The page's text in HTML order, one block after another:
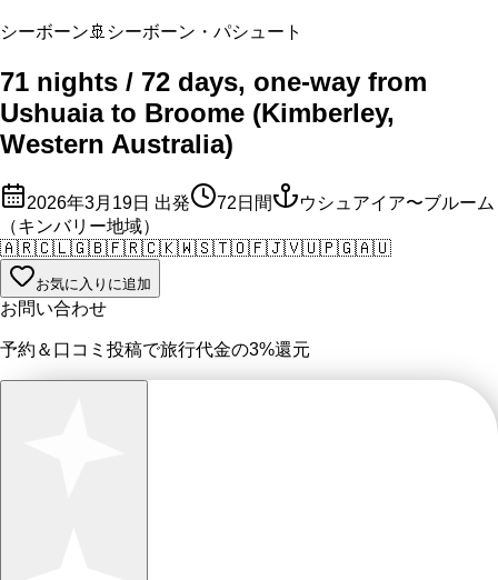
シーボーン 🚢 シーボーン・パシュート
71 nights / 72 days, one-way from
Ushuaia to Broome (Kimberley,
Western Australia)
2026年3月19日 出発 72 日間
ウシュアイア〜ブルーム
（キンバリー地域）
🇦🇷🇨🇱🇬🇧🇫🇷🇨🇰🇼🇸🇹🇴🇫🇯🇻🇺🇵🇬🇦🇺
お気に入りに追加
お問い合わせ
予約＆口コミ投稿で旅行代金の3%還元